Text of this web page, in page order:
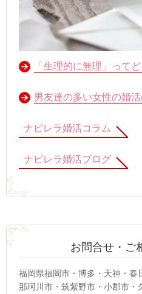
「生理的に無理」って
男友達の多い女性の婚
ナビレラ婚活コラム
ナビレラ婚活ブログ
お問合せ・ご
福岡県福岡市・博多・天神・春
那珂川市・筑紫野市・小郡市・